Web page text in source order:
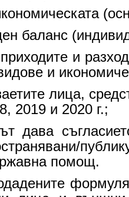
баланс
и
и
лица,
2019 и 2020 г.;
дава
помощ.